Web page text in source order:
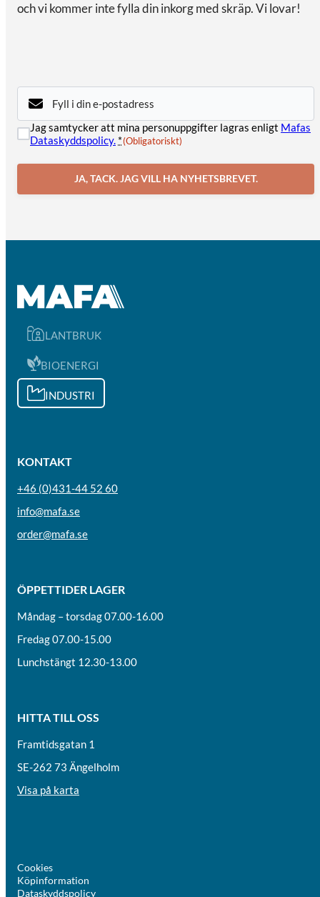
och vi kommer inte fylla din inkorg med skräp. Vi lovar!
E-
post(Obligatoriskt)
Samtycke(Obligatoriskt)
Jag samtycker att mina personuppgifter lagras enligt Mafas
Dataskyddspolicy. *(Obligatoriskt)
JA, TACK. JAG VILL HA NYHETSBREVET.
LANTBRUK
BIOENERGI
INDUSTRI
KONTAKT
+46 (0)431-44 52 60
info@mafa.se
order@mafa.se
ÖPPETTIDER LAGER
Måndag – torsdag 07.00-16.00
Fredag 07.00-15.00
Lunchstängt 12.30-13.00
HITTA TILL OSS
Framtidsgatan 1
SE-262 73 Ängelholm
Visa på karta
Cookies
Köpinformation
Dataskyddspolicy